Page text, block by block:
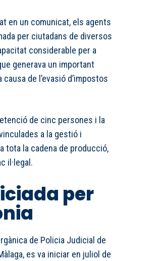
en un comunicat, els agents
per ciutadans de diversos
considerable per a
generava un important
de l’evasió d’impostos
de cinc persones i la
a la gestió i
tota la cadena de producció,
il·legal.
per
de Policia Judicial de
es va iniciar en juliol de